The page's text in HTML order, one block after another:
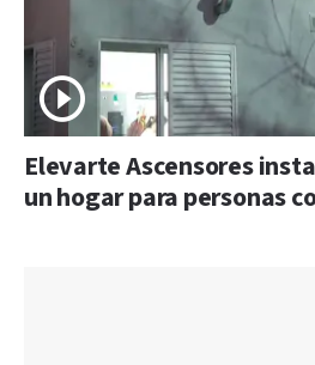
Elevarte Ascensores
un hogar para personas